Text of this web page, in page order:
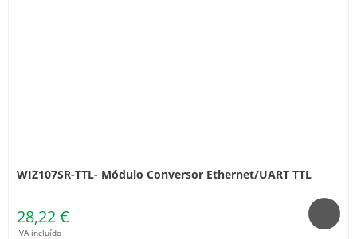
WIZ107SR-TTL- Módulo Conversor Ethernet/UART TTL
28,22 €
IVA incluído